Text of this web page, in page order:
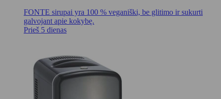
FONTE sirupai yra 100 % veganiški, be glitimo ir sukurti
galvojant apie kokybę.
Prieš 5 dienas